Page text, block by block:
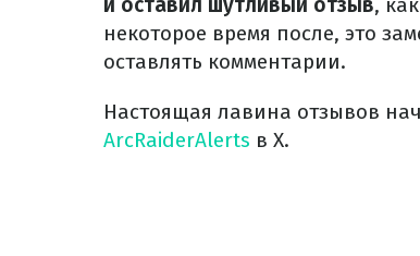
некоторое время после, это
оставлять комментарии.
Настоящая лавина отзывов
ArcRaiderAlerts в X.